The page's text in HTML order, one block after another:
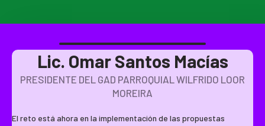
Lic. Omar Santos Macías
PRESIDENTE DEL GAD PARROQUIAL WILFRIDO LOOR
MOREIRA
El reto está ahora en la implementación de las propuestas